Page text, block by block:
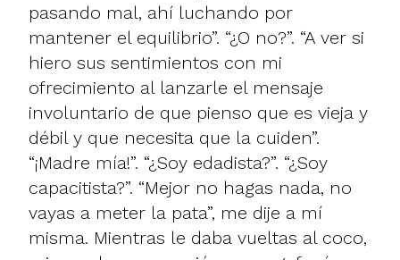
pasando mal, ahí luchando por
mantener el equilibrio”. “¿O no?”. “A ver si
hiero sus sentimientos con mi
ofrecimiento al lanzarle el mensaje
involuntario de que pienso que es vieja y
débil y que necesita que la cuiden”.
“¡Madre mía!”. “¿Soy edadista?”. “¿Soy
capacitista?”. “Mejor no hagas nada, no
vayas a meter la pata”, me dije a mí
misma. Mientras le daba vueltas al coco,